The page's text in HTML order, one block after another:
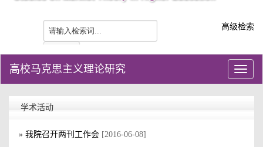
高级检索
高校马克思主义理论研究
学术活动
» 我院召开两刊工作会 [2016-06-08]